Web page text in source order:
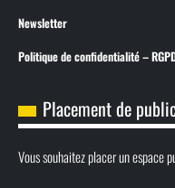
Newsletter
Politique de confidentialité –
Placement de
Vous souhaitez placer un espace